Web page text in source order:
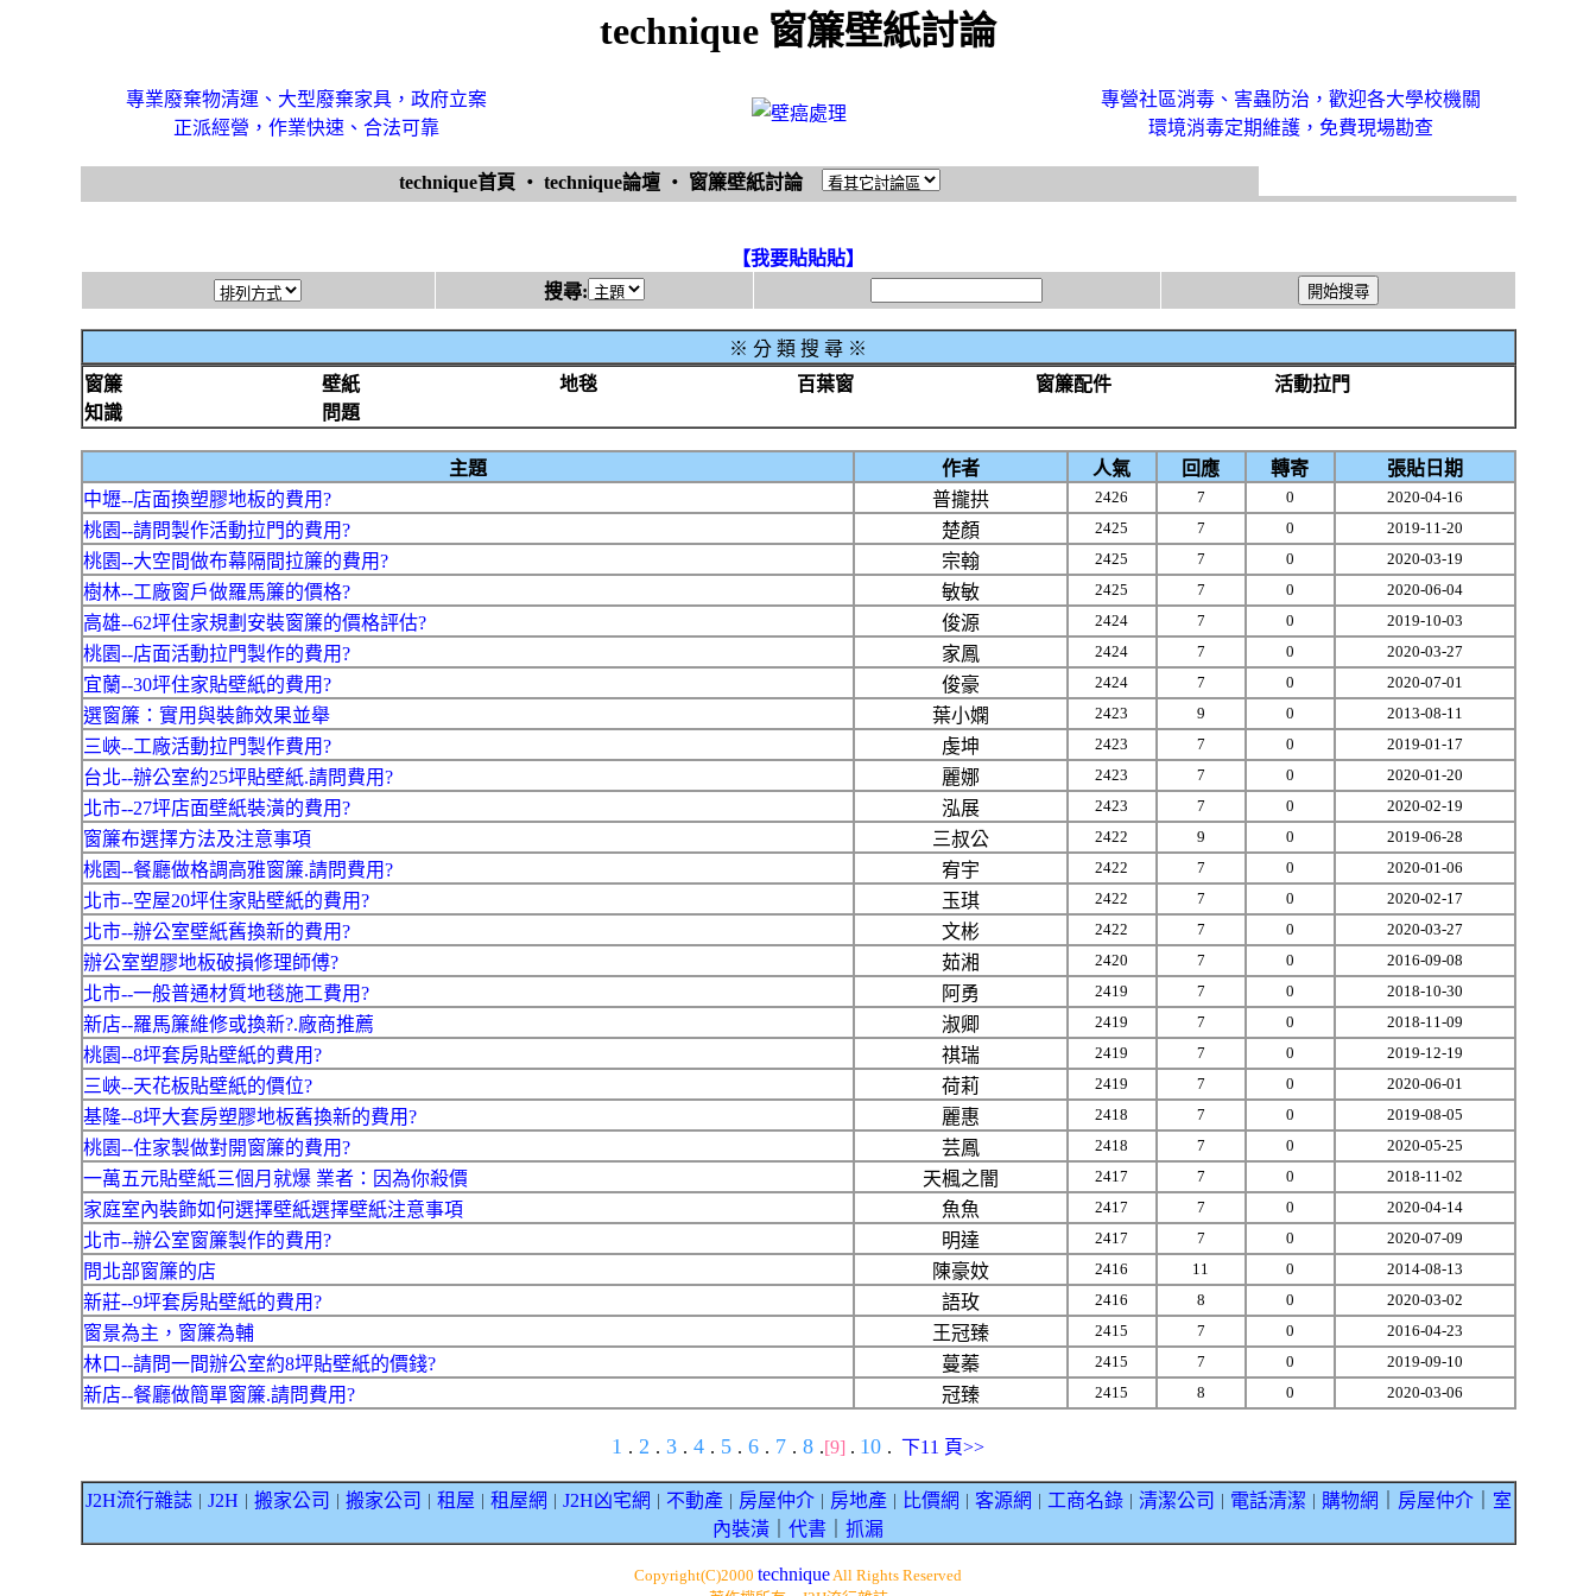
technique 窗簾壁紙討論
專業廢棄物清運、大型廢棄家具，政府立案
正派經營，作業快速、合法可靠
專營社區消毒、害蟲防治，歡迎各大學校機關
環境消毒定期維護，免費現場勘查
technique首頁 ‧ technique論壇 ‧ 窗簾壁紙討論
【我要貼貼貼】
搜尋:
※ 分 類 搜 尋 ※
窗簾
壁紙 地毯 百葉窗 窗簾配件
活動拉門
知識
問題
主題 作者 人氣 回應 轉寄
張貼日期
中壢--店面換塑膠地板的費用?
普攏拱 2426 7 0 2020-04-16
桃園--請問製作活動拉門的費用? 楚顏 2425 7 0 2019-11-20
桃園--大空間做布幕隔間拉簾的費用? 宗翰 2425 7 0 2020-03-19
樹林--工廠窗戶做羅馬簾的價格? 敏敏 2425 7 0 2020-06-04
高雄--62坪住家規劃安裝窗簾的價格評估? 俊源 2424 7 0 2019-10-03
桃園--店面活動拉門製作的費用? 家鳳 2424 7 0 2020-03-27
宜蘭--30坪住家貼壁紙的費用? 俊豪 2424 7 0 2020-07-01
選窗簾：實用與裝飾效果並舉 葉小嫻 2423 9 0 2013-08-11
三峽--工廠活動拉門製作費用? 虔坤 2423 7 0 2019-01-17
台北--辦公室約25坪貼壁紙.請問費用? 麗娜 2423 7 0 2020-01-20
北市--27坪店面壁紙裝潢的費用? 泓展 2423 7 0 2020-02-19
窗簾布選擇方法及注意事項 三叔公 2422 9 0 2019-06-28
桃園--餐廳做格調高雅窗簾.請問費用? 宥宇 2422 7 0 2020-01-06
北市--空屋20坪住家貼壁紙的費用? 玉琪 2422 7 0 2020-02-17
北市--辦公室壁紙舊換新的費用? 文彬 2422 7 0 2020-03-27
辦公室塑膠地板破損修理師傅? 茹湘 2420 7 0 2016-09-08
北市--一般普通材質地毯施工費用? 阿勇 2419 7 0 2018-10-30
新店--羅馬簾維修或換新?.廠商推薦 淑卿 2419 7 0 2018-11-09
桃園--8坪套房貼壁紙的費用? 祺瑞 2419 7 0 2019-12-19
三峽--天花板貼壁紙的價位? 荷莉 2419 7 0 2020-06-01
基隆--8坪大套房塑膠地板舊換新的費用? 麗惠 2418 7 0 2019-08-05
桃園--住家製做對開窗簾的費用? 芸鳳 2418 7 0 2020-05-25
一萬五元貼壁紙三個月就爆 業者：因為你殺價 天楓之闇 2417 7 0 2018-11-02
家庭室內裝飾如何選擇壁紙選擇壁紙注意事項 魚魚 2417 7 0 2020-04-14
北市--辦公室窗簾製作的費用? 明達 2417 7 0 2020-07-09
問北部窗簾的店 陳豪妏 2416 11 0 2014-08-13
新莊--9坪套房貼壁紙的費用? 語玫 2416 8 0 2020-03-02
窗景為主，窗簾為輔 王冠臻 2415 7 0 2016-04-23
林口--請問一間辦公室約8坪貼壁紙的價錢? 蔓蓁 2415 7 0 2019-09-10
新店--餐廳做簡單窗簾.請問費用? 冠臻 2415 8 0 2020-03-06
1 . 2 . 3 . 4 . 5 . 6 . 7 . 8 .[9] . 10 . 下11 頁>>
J2H流行雜誌｜ J2H 搬家公司 搬家公司 租屋 租屋網 J2H凶宅網 不動產｜ 房屋仲介｜ 房地產｜ 比價網 客源網 工商名錄｜ 清潔公司 電話清潔 購物網 房屋仲介｜ 室
內裝潢
代書 抓漏
Copyright(C)2000 techniqueAll Rights Reserved